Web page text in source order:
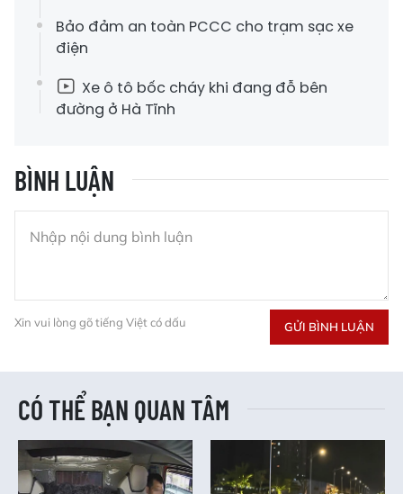
Bảo đảm an toàn PCCC cho trạm sạc xe
điện
Xe ô tô bốc cháy khi đang đỗ bên
đường ở Hà Tĩnh
BÌNH LUẬN
Xin vui lòng gõ tiếng Việt có dấu GỬI BÌNH LUẬN
CÓ THỂ BẠN QUAN TÂM